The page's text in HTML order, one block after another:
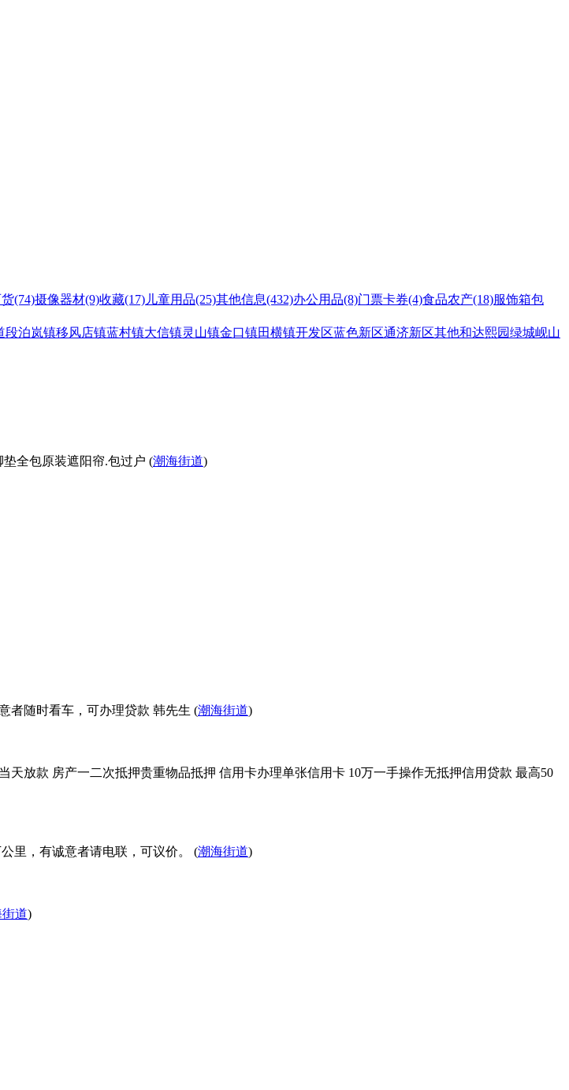
(74)摄像器材(9)收藏(17) 儿童用品(25)其他信息(432)办公用品(8)门票卡券(4)食品农产(18)服饰箱包
段泊岚镇移风店镇蓝村镇大信镇灵山镇金口镇田横镇开发区蓝色新区通济新区其他和达熙园绿城岘山
垫全包原装遮阳帘.包过户 (潮海街道)
者随时看车，可办理贷款 韩先生 (潮海街道)
放款 房产一二次抵押贵重物品抵押 信用卡办理单张信用卡 10万一手操作无抵押信用贷款 最高50
里，有诚意者请电联，可议价。 (潮海街道)
道)